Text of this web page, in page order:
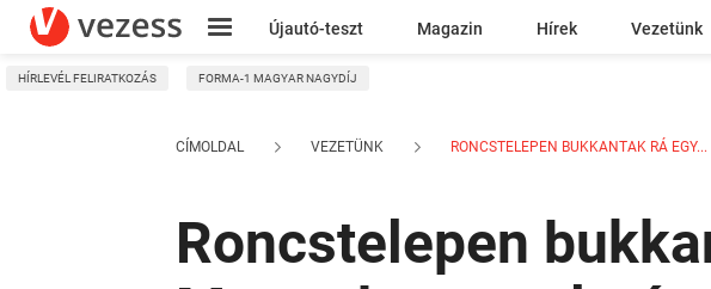
Újautó-teszt Magazin Hírek Vezetünk
Kresz
HÍRLEVÉL FELIRATKOZÁS FORMA-1 MAGYAR NAGYDÍJ
CÍMOLDAL VEZETÜNK RONCSTELEPEN BUKKANTAK RÁ EGY...
Roncstelepen